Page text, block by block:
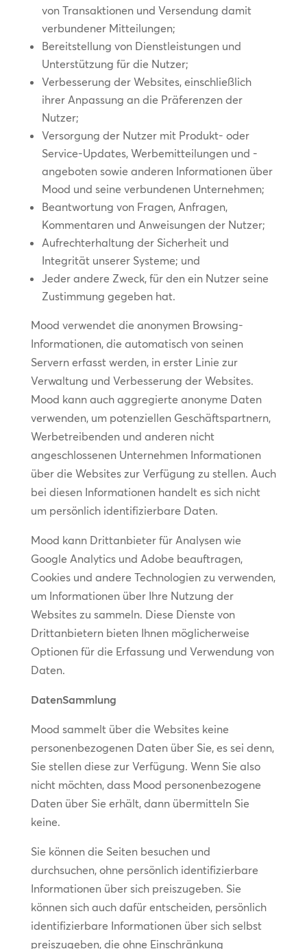
von Transaktionen und Versendung damit
verbundener Mitteilungen;
Bereitstellung von Dienstleistungen und
Unterstützung für die Nutzer;
Verbesserung der Websites, einschließlich
ihrer Anpassung an die Präferenzen der
Nutzer;
Versorgung der Nutzer mit Produkt- oder
Service-Updates, Werbemitteilungen und -
angeboten sowie anderen Informationen über
Mood und seine verbundenen Unternehmen;
Beantwortung von Fragen, Anfragen,
Kommentaren und Anweisungen der Nutzer;
Aufrechterhaltung der Sicherheit und
Integrität unserer Systeme; und
Jeder andere Zweck, für den ein Nutzer seine
Zustimmung gegeben hat.
Mood verwendet die anonymen Browsing-
Informationen, die automatisch von seinen
Servern erfasst werden, in erster Linie zur
Verwaltung und Verbesserung der Websites.
Mood kann auch aggregierte anonyme Daten
verwenden, um potenziellen Geschäftspartnern,
Werbetreibenden und anderen nicht
angeschlossenen Unternehmen Informationen
über die Websites zur Verfügung zu stellen. Auch
bei diesen Informationen handelt es sich nicht
um persönlich identifizierbare Daten.
Mood kann Drittanbieter für Analysen wie
Google Analytics und Adobe beauftragen,
Cookies und andere Technologien zu verwenden,
um Informationen über Ihre Nutzung der
Websites zu sammeln. Diese Dienste von
Drittanbietern bieten Ihnen möglicherweise
Optionen für die Erfassung und Verwendung von
Daten.
DatenSammlung
Mood sammelt über die Websites keine
personenbezogenen Daten über Sie, es sei denn,
Sie stellen diese zur Verfügung. Wenn Sie also
nicht möchten, dass Mood personenbezogene
Daten über Sie erhält, dann übermitteln Sie
keine.
Sie können die Seiten besuchen und
durchsuchen, ohne persönlich identifizierbare
Informationen über sich preiszugeben. Sie
können sich auch dafür entscheiden, persönlich
identifizierbare Informationen über sich selbst
preiszugeben, die ohne Einschränkung